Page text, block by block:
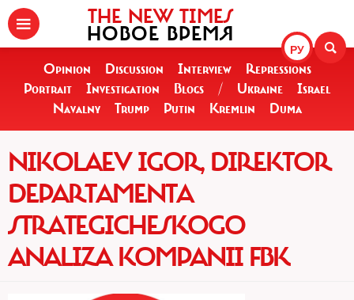
РУ
THE NEW TIMES
НОВОЕ ВРЕМЯ
Opinion Discussion Interview
Repressions
Portrait
Investigation Blogs / Ukraine
Israel
Navalny
Trump Putin Kremlin Duma
NIKOLAEV IGOR, DIREKTOR
DEPARTAMENTA
STRATEGICHESKOGO
ANALIZA KOMPANII FBK